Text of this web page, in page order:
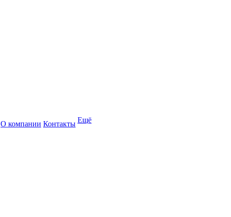
О компании Контакты Ещё